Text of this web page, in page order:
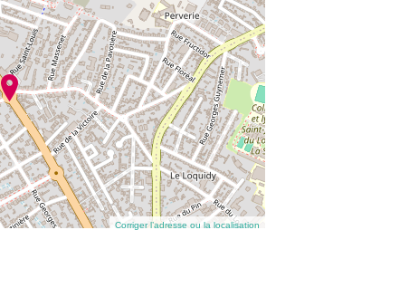
Corriger l’adresse ou la localisation